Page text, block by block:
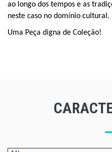
ao longo dos tempos e as
neste caso no domínio cultural.
Uma Peça digna de Coleção!